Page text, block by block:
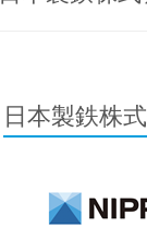
日本製鉄株